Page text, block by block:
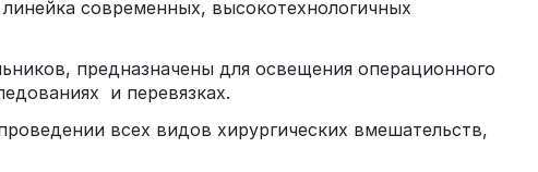
современных, высокотехнологичных
предназначены для освещения операционного
и перевязках.
всех видов хирургических вмешательств,